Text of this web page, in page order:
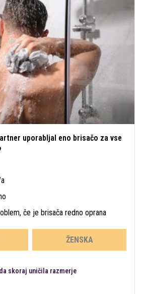
uporabljal eno brisačo za vse
če je brisača redno oprana
ŽENSKA
skoraj uničila razmerje